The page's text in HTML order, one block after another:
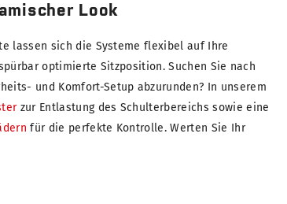
Look
lassen sich die Systeme flexibel auf Ihre
optimierte Sitzposition. Suchen Sie nach
und Komfort-Setup abzurunden? In unserem
zur Entlastung des Schulterbereichs sowie eine
für die perfekte Kontrolle. Werten Sie Ihr